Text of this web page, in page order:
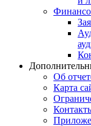
Об
Карта